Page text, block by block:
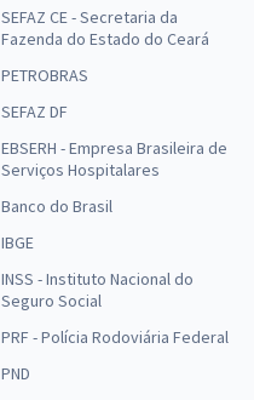
SEFAZ CE - Secretaria da
Fazenda do Estado do Ceará
PETROBRAS
SEFAZ DF
EBSERH - Empresa Brasileira de
Serviços Hospitalares
Banco do Brasil
IBGE
INSS - Instituto Nacional do
Seguro Social
PRF - Polícia Rodoviária Federal
PND